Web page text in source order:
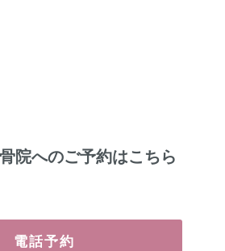
院へのご予約はこちら
電話予約